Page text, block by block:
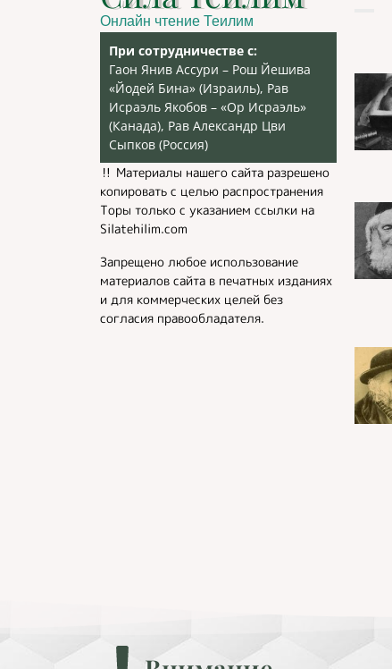
Онлайн чтение Теилим
При сотрудничестве с:
Гаон Янив Ассури – Рош Йешива
«Йодей Бина» (Израиль), Рав
Исраэль Якобов – «Ор Исраэль»
(Канада), Рав Александр Цви
Сыпков (Россия)
‼️ Материалы нашего сайта разрешено
копировать с целью распространения
Торы только с указанием ссылки на
Silatehilim.com
Запрещено любое использование
материалов сайта в печатных изданиях
и для коммерческих целей без
согласия правообладателя.